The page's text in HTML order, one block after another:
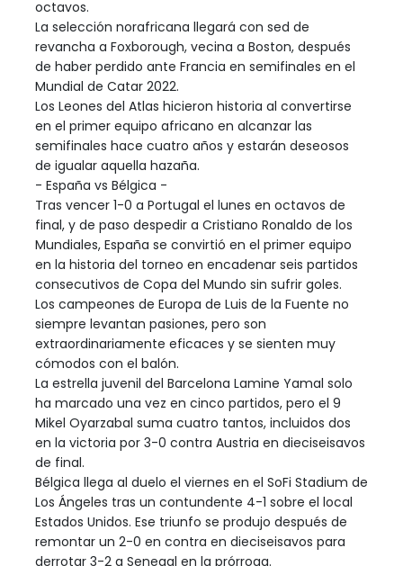
octavos.
La selección norafricana llegará con sed de
revancha a Foxborough, vecina a Boston, después
de haber perdido ante Francia en semifinales en el
Mundial de Catar 2022.
Los Leones del Atlas hicieron historia al convertirse
en el primer equipo africano en alcanzar las
semifinales hace cuatro años y estarán deseosos
de igualar aquella hazaña.
- España vs Bélgica -
Tras vencer 1-0 a Portugal el lunes en octavos de
final, y de paso despedir a Cristiano Ronaldo de los
Mundiales, España se convirtió en el primer equipo
en la historia del torneo en encadenar seis partidos
consecutivos de Copa del Mundo sin sufrir goles.
Los campeones de Europa de Luis de la Fuente no
siempre levantan pasiones, pero son
extraordinariamente eficaces y se sienten muy
cómodos con el balón.
La estrella juvenil del Barcelona Lamine Yamal solo
ha marcado una vez en cinco partidos, pero el 9
Mikel Oyarzabal suma cuatro tantos, incluidos dos
en la victoria por 3-0 contra Austria en dieciseisavos
de final.
Bélgica llega al duelo el viernes en el SoFi Stadium de
Los Ángeles tras un contundente 4-1 sobre el local
Estados Unidos. Ese triunfo se produjo después de
remontar un 2-0 en contra en dieciseisavos para
derrotar 3-2 a Senegal en la prórroga.